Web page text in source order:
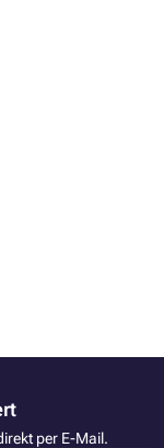
per E-Mail.